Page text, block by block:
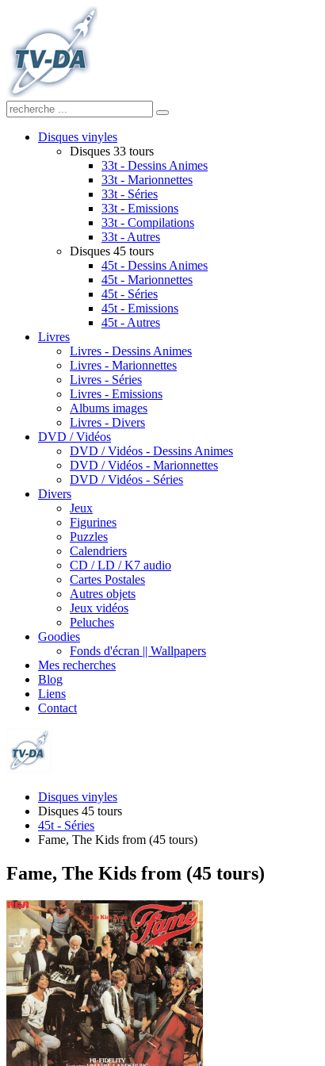
Disques vinyles
Disques 33 tours
33t - Dessins Animes
33t - Marionnettes
33t - Séries
33t - Emissions
33t - Compilations
33t - Autres
Disques 45 tours
45t - Dessins Animes
45t - Marionnettes
45t - Séries
45t - Emissions
45t - Autres
Livres
Livres - Dessins Animes
Livres - Marionnettes
Livres - Séries
Livres - Emissions
Albums images
Livres - Divers
DVD / Vidéos
DVD / Vidéos - Dessins Animes
DVD / Vidéos - Marionnettes
DVD / Vidéos - Séries
Divers
Jeux
Figurines
Puzzles
Calendriers
CD / LD / K7 audio
Cartes Postales
Autres objets
Jeux vidéos
Peluches
Goodies
Fonds d'écran || Wallpapers
Mes recherches
Blog
Liens
Contact
Disques vinyles
Disques 45 tours
45t - Séries
Fame, The Kids from (45 tours)
Fame, The Kids from (45 tours)